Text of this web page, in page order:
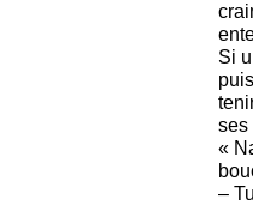
Si
ses
«
–